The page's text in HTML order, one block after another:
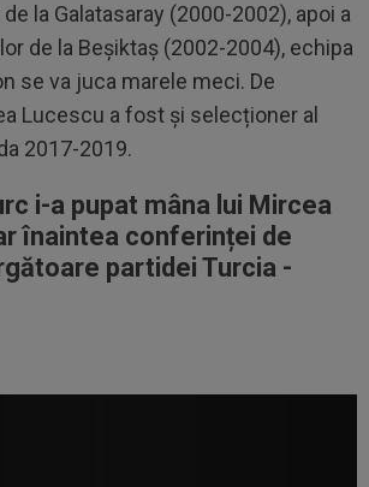
la Galatasaray (2000-2002), apoi a
de la Beșiktaș (2002-2004), echipa
se va juca marele meci. De
Lucescu a fost și selecționer al
2017-2019.
i-a pupat mâna lui Mircea
înaintea conferinței de
partidei Turcia -